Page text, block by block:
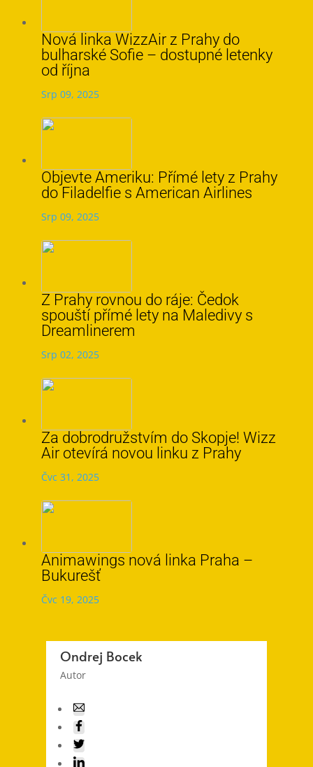
Nová linka WizzAir z Prahy do
bulharské Sofie – dostupné letenky
od října
Srp 09, 2025
Objevte Ameriku: Přímé lety z Prahy
do Filadelfie s American Airlines
Srp 09, 2025
Z Prahy rovnou do ráje: Čedok
spouští přímé lety na Maledivy s
Dreamlinerem
Srp 02, 2025
Za dobrodružstvím do Skopje! Wizz
Air otevírá novou linku z Prahy
Čvc 31, 2025
Animawings nová linka Praha –
Bukurešť
Čvc 19, 2025
Ondrej Bocek
Autor